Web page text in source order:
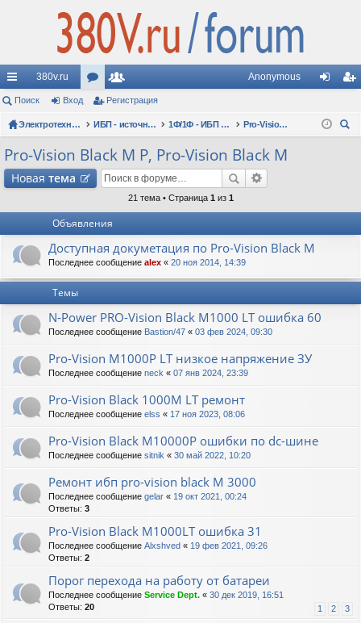
с
ы
лк
380v.ru
ор
ум
ы
ол
ьз
ов
ат
и
Anonymous
д ис
Поиск Вход Регистрация
Электротехнические форумы ИБП - источники бесперебойного питания 1Ф/1Ф - ИБП N-POWER - однофазные 1-10 кВА - вопросы по моделям
Pro-Vision Black M P, Pro-Vision Black M
Pro-Vision Black M P, Pro-Vision Black M
Новая тема
21 тема • Страница 1 из 1
Объявления
Доступная докуметация по Pro-Vision Black M
Последнее сообщение alex « 20 ноя 2014, 14:39
Темы
N-Power PRO-Vision Black M1000 LT ошибка 60
Последнее сообщение Bastion/47 « 03 фев 2024, 09:30
Pro-Vision M1000P LT низкое напряжение ЗУ
Последнее сообщение neck « 07 янв 2024, 23:39
Pro-Vision Black 1000M LT ремонт
Последнее сообщение elss « 17 ноя 2023, 08:06
Pro-Vision Black M10000P ошибки по dc-шине
Последнее сообщение sitnik « 30 май 2022, 10:20
Ремонт ибп pro-vision black M 3000
Последнее сообщение gelar « 19 окт 2021, 00:24
Ответы: 3
Pro-Vision Black M1000LT ошибка 31
Последнее сообщение Alxshved « 19 фев 2021, 09:26
Ответы: 2
Порог перехода на работу от батареи
Последнее сообщение Service Dept. « 30 дек 2019, 16:51
Ответы: 20 1 2 3